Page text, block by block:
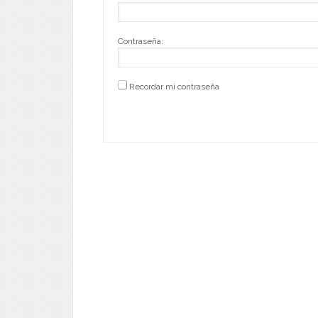
Contraseña:
Recordar mi contraseña